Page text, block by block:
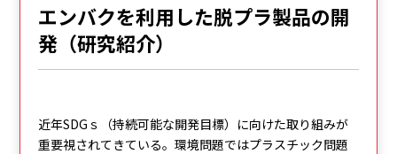
エンバクを利用した脱プラ製品の開
発（研究紹介）
近年SDGｓ（持続可能な開発目標）に向けた取り組みが
重要視されてきている。環境問題ではプラスチック問題